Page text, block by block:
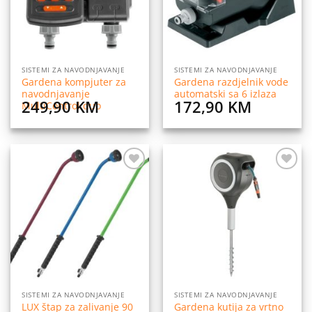
SISTEMI ZA NAVODNJAVANJE
Gardena kompjuter za
navodnjavanje
MultiControl duo
249,90KM
SISTEMI ZA NAVODNJAVANJE
Gardena razdjelnik vode
automatski sa 6 izlaza
172,90 KM
Dodaj
na
listu
želja
SISTEMI ZA NAVODNJAVANJE
LUX štap za zalivanje 90
SISTEMI ZA NAVODNJAVANJE
Gardena kutija za vrtno